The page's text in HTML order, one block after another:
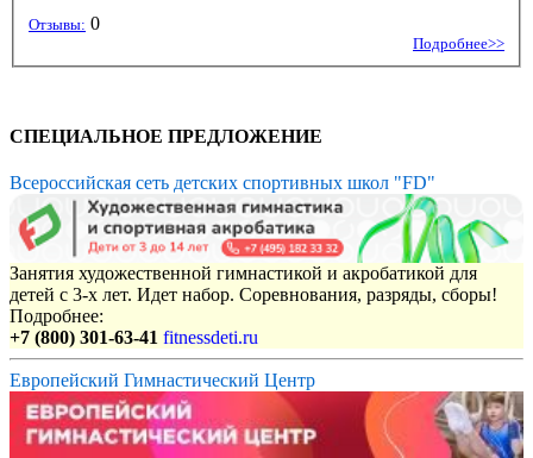
Отзывы: 0
Подробнее>>
СПЕЦИАЛЬНОЕ ПРЕДЛОЖЕНИЕ
Всероссийская сеть детских спортивных школ "FD"
Занятия художественной гимнастикой и акробатикой для
детей с 3-х лет. Идет набор. Соревнования, разряды, сборы!
Подробнее:
+7 (800) 301-63-41 fitnessdeti.ru
Европейский Гимнастический Центр